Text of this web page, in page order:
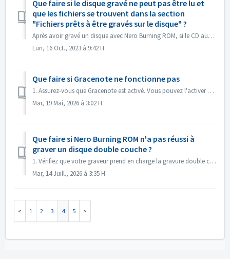
Que faire si le disque gravé ne peut pas être lu et
que les fichiers se trouvent dans la section
"Fichiers prêts à être gravés sur le disque" ?
Après avoir gravé un disque avec Nero Burning ROM, si le CD audio ne peut pas être lu avec un lecteur CD, ouvrez le disque dans l'Explorateur Windows po...
Lun, 16 Oct., 2023 à 9:42 H
Que faire si Gracenote ne fonctionne pas
1. Assurez-vous que Gracenote est activé. Vous pouvez l'activer dans le menu « Fichier -> Options -> Base de données », en cochant l'option « ...
Mar, 19 Mai, 2026 à 3:02 H
Que faire si Nero Burning ROM n'a pas réussi à
graver un disque double couche ?
1. Vérifiez que votre graveur prend en charge la gravure double couche. 2. Réduisez la vitesse de gravure : une gravure à grande vitesse peut entraîner...
Mar, 14 Juill., 2026 à 3:35 H
1 2 3 4 5